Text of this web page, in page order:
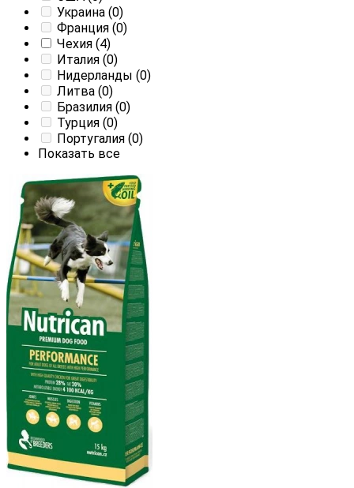
Украина (0)
Франция (0)
Чехия (4)
Италия (0)
Нидерланды (0)
Литва (0)
Бразилия (0)
Турция (0)
Португалия (0)
Показать все